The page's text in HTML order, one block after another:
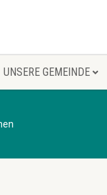
UNSERE GEMEINDE